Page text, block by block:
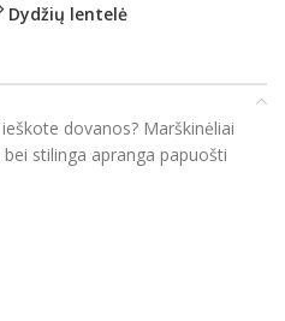
Dydžių lentelė
dovanos? Marškinėliai
stilinga apranga papuošti